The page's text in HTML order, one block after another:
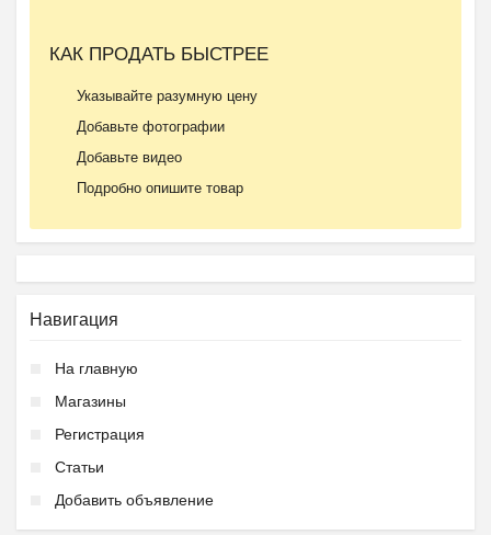
КАК ПРОДАТЬ БЫСТРЕЕ
Указывайте разумную цену
Добавьте фотографии
Добавьте видео
Подробно опишите товар
Навигация
На главную
Магазины
Регистрация
Статьи
Добавить объявление